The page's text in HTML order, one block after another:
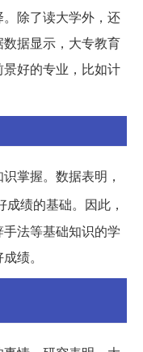
除了读大学外，还
据显示，大专教育
好的专业，比如计
掌握。数据表明，
成绩的基础。因此，
法等基础知识的学
绩。